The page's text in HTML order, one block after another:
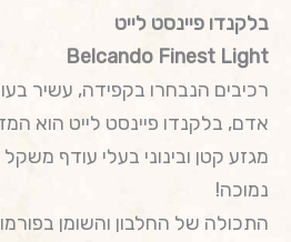
בלקנדו פיינסט לייט
Belcando Finest Light
רכיבים הנבחרו בקפידה, עשיר
אדם, בלקנדו פיינסט לייט הוא
מגזע קטן ובינוני בעלי עודף
נמוכה!
התכולה של החלבון והשומן